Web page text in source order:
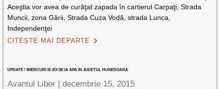
Aceştia vor avea de curăţat zapada în cartierul Carpaţi, Strada
Muncii, zona Gârii, Strada Cuza Vodă, strada Lunca,
Independenţei
CITEȘTE MAI DEPARTE
UPDATE ! MIERCURI SI JOI SE IA APA IN JUDETUL HUNEDOARA
Avantul Liber |decembrie 15, 2015